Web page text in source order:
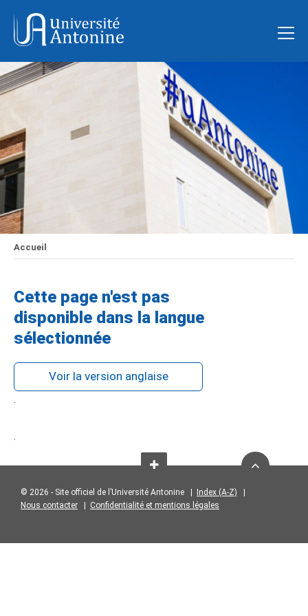
Accueil
Cette page n'est pas
disponible dans la langue
sélectionnée
Voir la version anglaise
.
.
© 2026 - Site officiel de l’Université Antonine | Index (A-Z)
Nous contacter
Confidentialité et mentions légales